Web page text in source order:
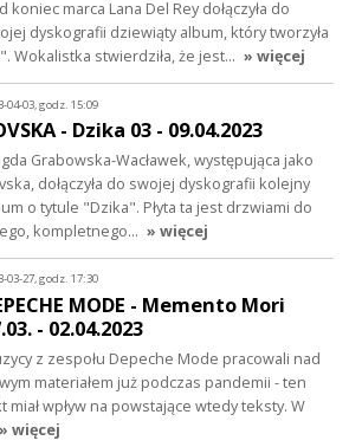
koniec marca Lana Del Rey dołączyła do
dyskografii dziewiąty album, który tworzyła
Wokalistka stwierdziła, że jest… » więcej
04-03, godz. 15:09
- Dzika 03 - 09.04.2023
Grabowska-Wacławek, występująca jako
dołączyła do swojej dyskografii kolejny
o tytule "Dzika". Płyta ta jest drzwiami do
kompletnego… » więcej
03-27, godz. 17:30
MODE - Memento Mori
- 02.04.2023
z zespołu Depeche Mode pracowali nad
materiałem już podczas pandemii - ten
miał wpływ na powstające wtedy teksty. W
» więcej